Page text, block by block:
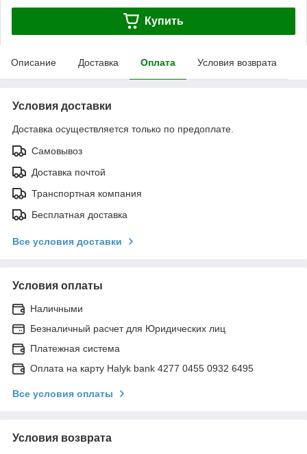
Купить
Описание Доставка Оплата Условия возврата
Условия доставки
Доставка осуществляется только по предоплате.
Самовывоз
Доставка почтой
Транспортная компания
Бесплатная доставка
Все условия доставки
Условия оплаты
Наличными
Безналичный расчет для Юридических лиц
Платежная система
Оплата на карту Halyk bank 4277 0455 0932 6495
Все условия оплаты
Условия возврата